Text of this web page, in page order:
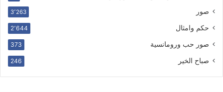
صور 3٬263
حكم وامثال 2٬644
صور حب ورومانسية 373
صباح الخير 246